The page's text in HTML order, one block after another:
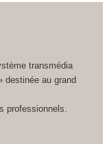
transmédia
destinée au grand
professionnels.